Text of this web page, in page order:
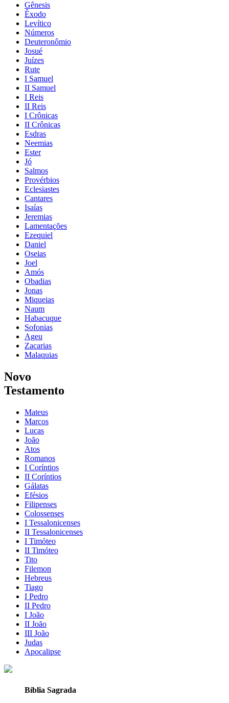
Gênesis
Êxodo
Levítico
Números
Deuteronômio
Josué
Juízes
Rute
I Samuel
II Samuel
I Reis
II Reis
I Crônicas
II Crônicas
Esdras
Neemias
Ester
Jó
Salmos
Provérbios
Eclesiastes
Cantares
Isaías
Jeremias
Lamentações
Ezequiel
Daniel
Oseias
Joel
Amós
Obadias
Jonas
Miqueias
Naum
Habacuque
Sofonias
Ageu
Zacarias
Malaquias
Novo
Testamento
Mateus
Marcos
Lucas
João
Atos
Romanos
I Coríntios
II Coríntios
Gálatas
Efésios
Filipenses
Colossenses
I Tessalonicenses
II Tessalonicenses
I Timóteo
II Timóteo
Tito
Filemon
Hebreus
Tiago
I Pedro
II Pedro
I João
II João
III João
Judas
Apocalipse
Bíblia Sagrada